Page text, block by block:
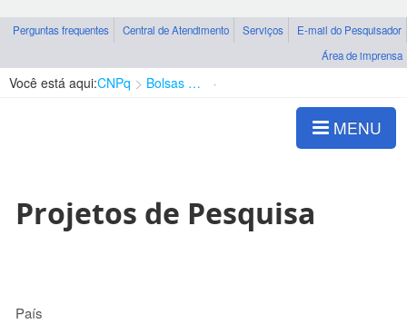
Perguntas frequentes Central de Atendimento Serviços
E-mail do Pesquisador
Área de imprensa
Você está aqui:CNPq Bolsas e Auxílios Vigentes
MENU
Projetos de Pesquisa
País